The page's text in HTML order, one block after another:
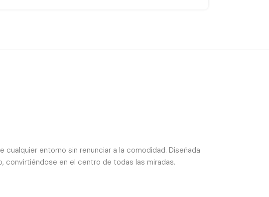
entorno sin renunciar a la comodidad. Diseñada
convirtiéndose en el centro de todas las miradas.